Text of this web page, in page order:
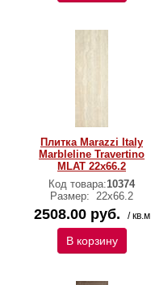
Плитка Marazzi Italy
Marbleline Travertino
MLAT 22х66.2
Код товара:10374
Размер: 22х66.2
2508.00 руб. / кв.м
В корзину